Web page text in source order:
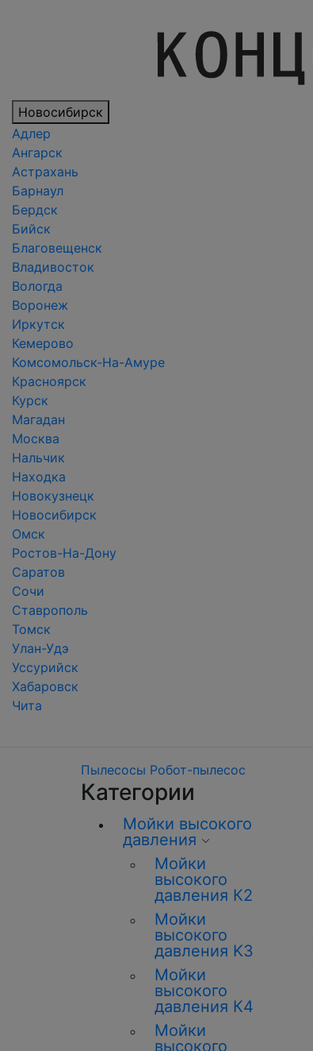
Новосибирск
Адлер
Ангарск
Астрахань
Барнаул
Бердск
Бийск
Благовещенск
Владивосток
Вологда
Воронеж
Иркутск
Кемерово
Комсомольск-На-Амуре
Красноярск
Курск
Магадан
Москва
Нальчик
Находка
Новокузнецк
Новосибирск
Омск
Ростов-На-Дону
Саратов
Сочи
Ставрополь
Томск
Улан-Удэ
Уссурийск
Хабаровск
Чита
Пылесосы Робот-пылесос
Категории
Мойки высокого
давления
Мойки
высокого
давления К2
Мойки
высокого
давления K3
Мойки
высокого
давления К4
Мойки
высокого